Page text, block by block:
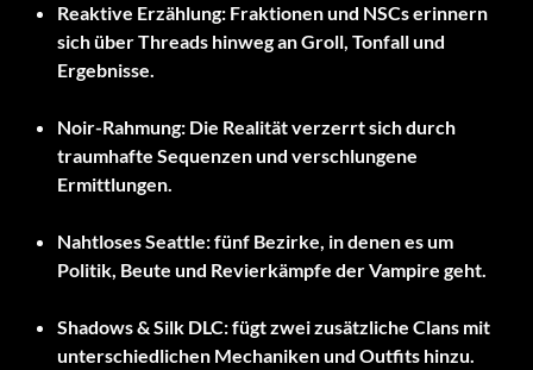
Reaktive Erzählung: Fraktionen und NSCs erinnern
sich über Threads hinweg an Groll, Tonfall und
Ergebnisse.
Noir-Rahmung: Die Realität verzerrt sich durch
traumhafte Sequenzen und verschlungene
Ermittlungen.
Nahtloses Seattle:fünf Bezirke, in denen es um
Politik, Beute und Revierkämpfe der Vampire geht.
Shadows & Silk DLC:fügt zwei zusätzliche Clans mit
unterschiedlichen Mechaniken und Outfits hinzu.